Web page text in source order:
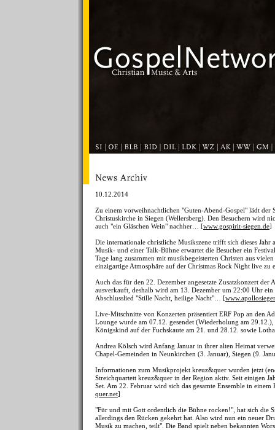
10.12.2014
Zu einem vorweihnachtlichen "Guten-Abend-Gospel" lädt der
Christuskirche in Siegen (Wellersberg). Den Besuchern wird
auch "ein Gläschen Wein" nachher… [www.gospirit-siegen.de]
Die internationale christliche Musikszene trifft sich dieses
Musik- und einer Talk-Bühne erwartet die Besucher ein
Tage lang zusammen mit musikbegeisterten Christen aus
einzigartige Atmosphäre auf der Christmas Rock Night live zu
Auch das für den 22. Dezember angesetzte Zusatzkonzert
ausverkauft, deshalb wird am 13. Dezember um 22:00 Uhr
Abschlusslied "Stille Nacht, heilige Nacht"… [
Live-Mitschnitte von Konzerten präsentiert ERF Pop an den
Lounge wurde am 07.12. gesendet (Wiederholung am
Königskind auf der Fuchskaute am 21. und 28.12. sowie
Andrea Kölsch wird Anfang Januar in ihrer alten Heimat
Chapel-Gemeinden in Neunkirchen (3. Januar), Siegen (9.
Informationen zum Musikprojekt kreuz&quer wurden jetzt
Streichquartett kreuz&quer in der Region aktiv. Seit einigen
Set. Am 22. Februar wird sich das gesamte Ensemble in
quer.net]
"Für und mit Gott ordentlich die Bühne rocken!", hat sich die
allerdings den Rücken gekehrt hat. Also wird nun ein neuer
Musik zu machen, teilt". Die Band spielt neben bekannten